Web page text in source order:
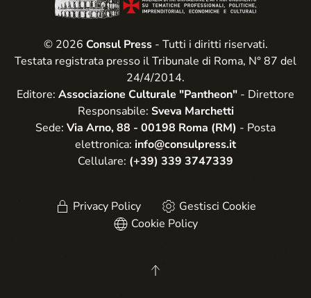
© 2026 Consul Press- Tutti i diritti riservati.
Testata registrata presso il Tribunale di Roma, N° 87 del
24/4/2014.
Editore: Associazione Culturale "Pantheon" - Direttore
Responsabile: Sveva Marchetti
Sede: Via Arno, 88 - 00198 Roma (RM) - Posta
elettronica: info@consulpress.it
Cellulare: (+39) 339 3747339
Privacy Policy
Gestisci Cookie
Cookie Policy